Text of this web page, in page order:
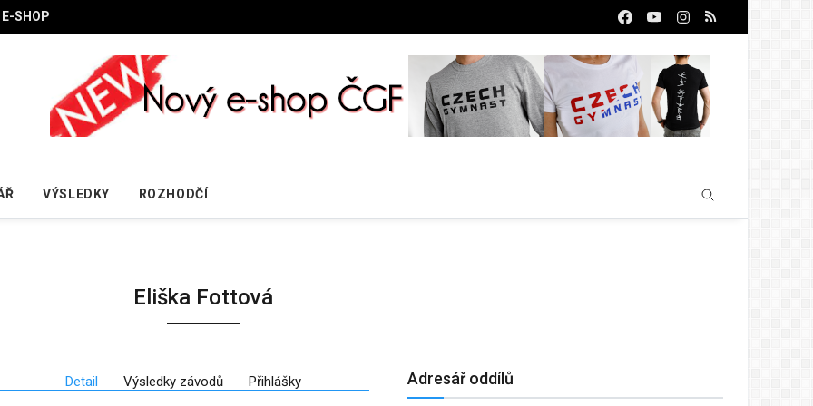
E-SHOP
VÝSLEDKY ROZHODČÍ
Eliška Fottová
Detail Výsledky závodů Přihlášky Adresář oddílů